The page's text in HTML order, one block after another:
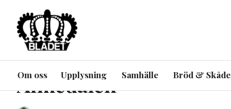
Om oss Upplysning Samhälle Bröd &
ARTIKEL INRIKES
Vänsterpartiet
Almedalen